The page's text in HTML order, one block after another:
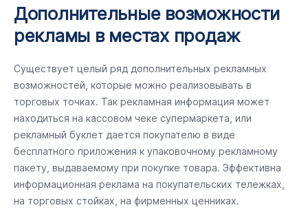
Дополнительные возможности
рекламы в местах продаж
Существует целый ряд дополнительных рекламных
возможностей, которые можно реализовывать в
торговых точках. Так рекламная информация может
находиться на кассовом чеке супермаркета, или
рекламный буклет дается покупателю в виде
бесплатного приложения к упаковочному рекламному
пакету, выдаваемому при покупке товара. Эффективна
информационная реклама на покупательских тележках,
на торговых стойках, на фирменных ценниках.